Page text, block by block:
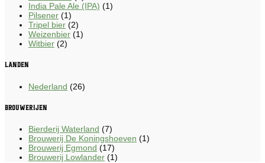
India Pale Ale (IPA) (1)
Pilsener (1)
Tripel bier (2)
Weizenbier (1)
Witbier (2)
Landen
Nederland (26)
Brouwerijen
Bierderij Waterland (7)
Brouwerij De Koningshoeven (1)
Brouwerij Egmond (17)
Brouwerij Lowlander (1)